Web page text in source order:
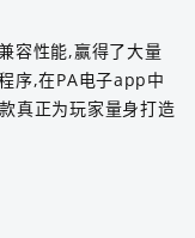
容性能,赢得了大量
序,在PA电子app中
真正为玩家量身打造